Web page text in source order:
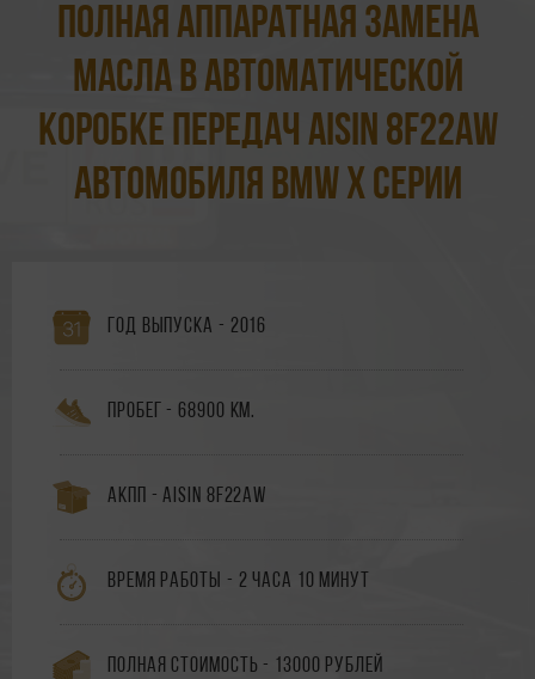
Полная аппаратная замена
масла в автоматической
коробке передач Aisin 8F22AW
автомобиля BMW X Серии
Год выпуска - 2016
Пробег - 68900 км.
АКПП - Aisin 8F22AW
Время работы - 2 часа 10 минут
Полная стоимость - 13000 рублей